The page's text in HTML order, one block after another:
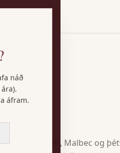
Sauvignon, Malbec og
náð
áfram.